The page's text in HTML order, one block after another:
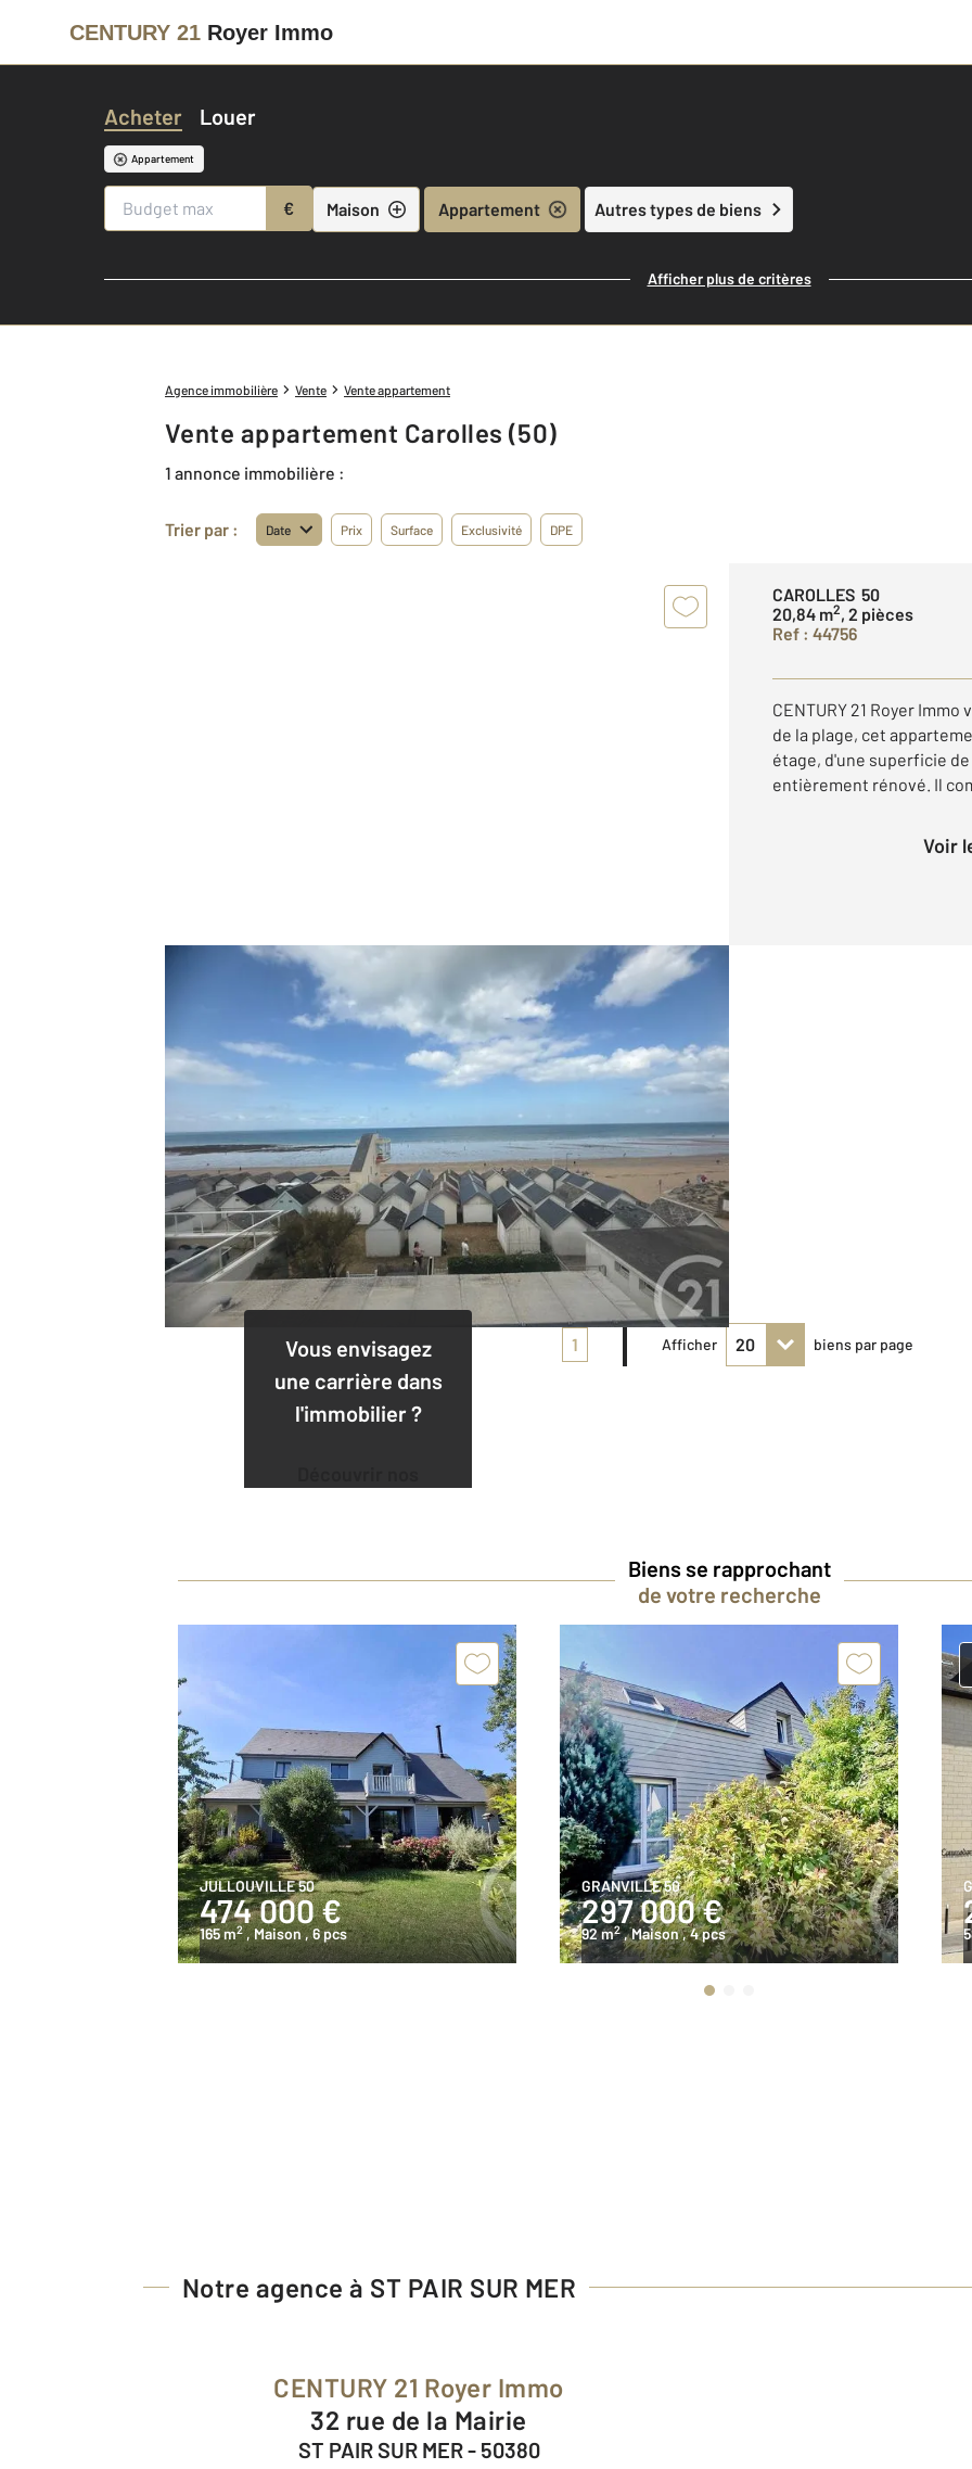
CENTURY 21 Royer Immo
Acheter Louer
Appartement
€ Maison Appartement Autres types de biens
Afficher plus de critères
Agence immobilière Vente Vente appartement
Vente appartement Carolles (50)
1 annonce immobilière :
Trier par : Date Prix Surface Exclusivité DPE
CAROLLES 50
20,84 m2, 2 pièces
Ref : 44756
CENTURY 21 Royer
de la plage, cet
étage, d'une superficie de
entièrement rénové. Il
Voir
Vous envisagez
une carrière dans
l'immobilier ?
1 Afficher biens par page
Biens se rapprochant
de votre recherche
JULLOUVILLE 50
474 000 €
165 m2 , Maison, 6 pcs
GRANVILLE 50
297 000 €
92 m2 , Maison, 4 pcs
Notre agence à ST PAIR SUR MER
CENTURY 21 Royer Immo
32 rue de la Mairie
ST PAIR SUR MER - 50380